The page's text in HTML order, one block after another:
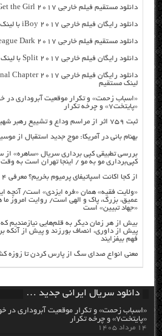
دانلود مستقیم فیلم خارجی Get the Girl 2017 از سرور سایت
دانلود رایگان فیلم خارجی iBoy 2017 با لینک مستقیم
دانلود مستقیم فیلم خارجی Justice League Dark 2017 از سرور سایت
دانلود رایگان فیلم خارجی Split 2017 با لینک مستقیم
لینک مستقیم
«اسباب زحمت» و تکرار موقعیت آبروداری در
«پایتخت۷» و چرخه تکرار
ثبت ۷۵۹ اثر از مراسم وداع و تشییع رهبر شهید انقلاب
بهنام بانی در آمریکا: موج جدید استقبال از
بررسی تطبیقی کپی برداری سریال «ساهره»
کپی‌برداری مو به مو / اینجا تهران است به
از کجا اکانت اسپاتیفای پرمیوم بخریم؟ معرفی ۴ فروشگاه معتبر ایرانی
«ولایت فقیه» همان «فره ایزدی» است/ آنچه
عمیق، بزرگ، پاک و الهی است/ روایت امروز
«جهاد تبیین» است
بیش از هر زمان دیگر به قلم‌هایی نیازمندیم
پیش از داوری، انصاف بورزند و پیش از آنکه بر
فهم بیفزایند
معنی انواع صدای سگ از پارس کردن تا زوزه
دانلود سریال ایرانی جدید …
«اسباب زحمت» و تکرار موقعیت آبروداری در
«پایتخت۷» و چرخه تکرار
۱۴ مرداد ۱۴۰۵